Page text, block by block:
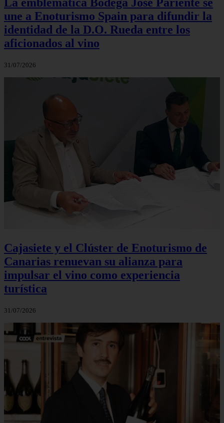
La emblemática Bodega José Pariente se
une a Enoturismo Spain para difundir la
identidad de la D.O. Rueda entre los
aficionados al vino
31/07/2026
Cajasiete y el Clúster de Enoturismo de
Canarias renuevan su alianza para
impulsar el vino como experiencia
turística
31/07/2026